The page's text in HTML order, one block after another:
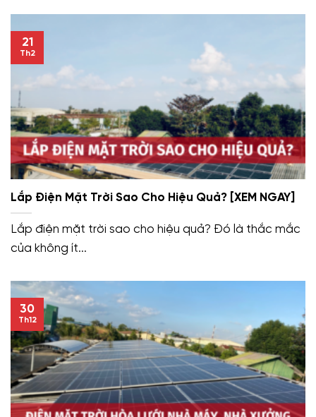
Lắp Điện Mặt Trời Sao Cho Hiệu Quả? [XEM NGAY]
Lắp điện mặt trời sao cho hiệu quả? Đó là thắc mắc
của không ít...
21
Th2
30
Th12